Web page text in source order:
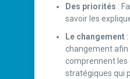
Des priorités :
savoir les
Le changement:
changement afin
comprennent les
stratégiques qui